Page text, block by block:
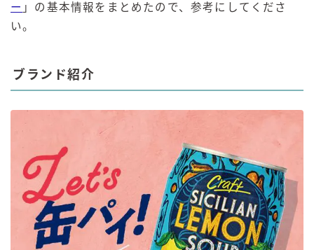
ー 」の基本情報をまとめたので、参考にしてくださ
い。
ブランド紹介